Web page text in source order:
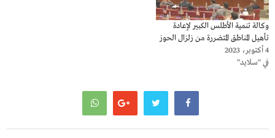
وكالة تنمية الأطلس الكبير لإعادة
تأهيل المناطق المتضررة من زلزال الحوز
4 أكتوبر، 2023
في "سلايد"